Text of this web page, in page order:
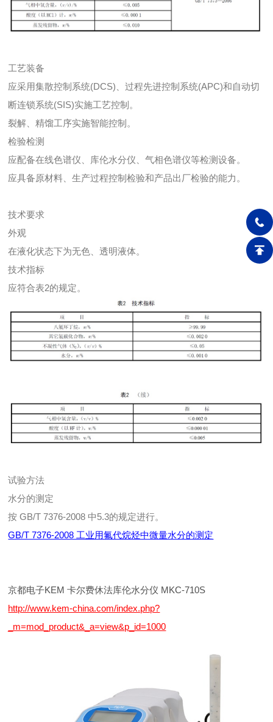
工艺装备
应采用集散控制系统(DCS)、过程先进控制系统(APC)和自动切
断连锁系统(SIS)实施工艺控制。
裂解、精馏工序实施智能控制。
检验检测
应配备在线色谱仪、库伦水分仪、气相色谱仪等检测设备。
应具备原材料、生产过程控制检验和产品出厂检验的能力。
技术要求
外观
在液化状态下为无色、透明液体。
技术指标
应符合表2的规定。
试验方法
水分的测定
按 GB/T 7376-2008 中5.3的规定进行。
GB/T 7376-2008 工业用氟代烷烃中微量水分的测定
京都电子KEM 卡尔费休法库伦水分仪 MKC-710S
http://www.kem-china.com/index.php?
_m=mod_product&_a=view&p_id=1000